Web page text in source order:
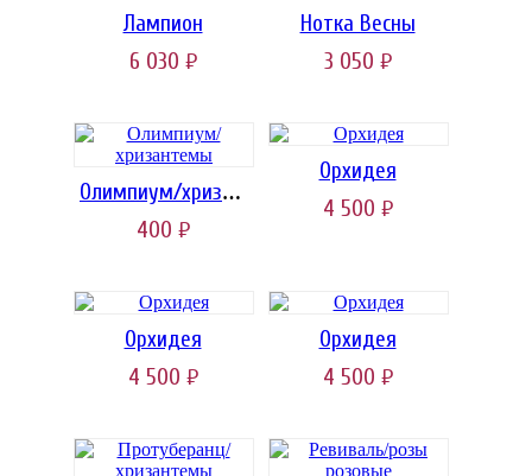
Лампион
6 030 руб.
Нотка Весны
3 050 руб.
Олимпиум/хризантемы
400 руб.
Орхидея
4 500 руб.
Орхидея
4 500 руб.
Орхидея
4 500 руб.